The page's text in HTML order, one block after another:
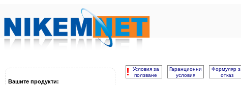
Вашите продукти:
!
Условия за
ползване
Гаранционни
условия
Формуляр
отказ